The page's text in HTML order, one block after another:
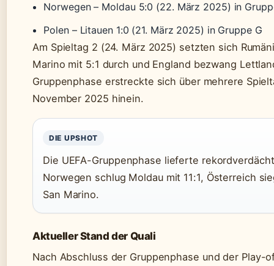
Norwegen – Moldau 5:0 (22. März 2025) in
Polen – Litauen 1:0 (21. März 2025) in Gruppe G
Am Spieltag 2 (24. März 2025) setzten sich
Marino mit 5:1 durch und England bezwang
Gruppenphase erstreckte sich über mehrere
November 2025 hinein.
DIE UPSHOT
Die UEFA-Gruppenphase lieferte
Norwegen schlug Moldau mit 11:1, Österreich
San Marino.
Aktueller Stand der Quali
Nach Abschluss der Gruppenphase und der Play-